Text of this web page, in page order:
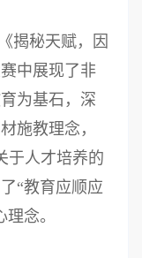
揭秘天赋，因
中展现了非
为基石，深
施教理念，
于人才培养的
“教育应顺应
念。